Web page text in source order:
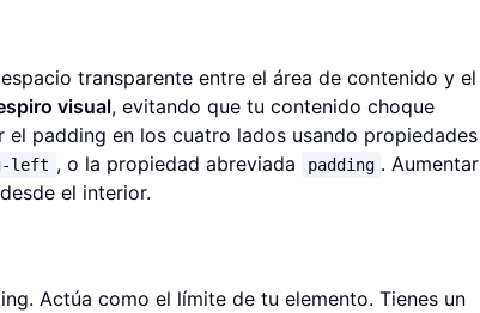
transparente entre el área de contenido y el
visual, evitando que tu contenido choque
padding en los cuatro lados usando propiedades
left , o la propiedad abreviada padding . Aumentar
el interior.
Actúa como el límite de tu elemento. Tienes un